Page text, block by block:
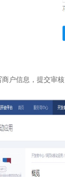
商户信息，提交审核